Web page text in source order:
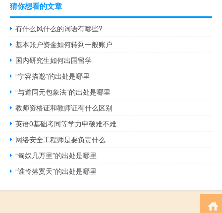
猜你想看的文章
有什么风什么的词语有哪些?
基本账户资金如何转到一般账户
国内研究生如何出国留学
“宁容描邈”的出处是哪里
“与道同元包象法”的出处是哪里
教师资格证和教师证有什么区别
英语0基础考同等学力申硕难不难
网络安全工程师是要负责什么
“匈奴几万里”的出处是哪里
“谁怜落寞天”的出处是哪里